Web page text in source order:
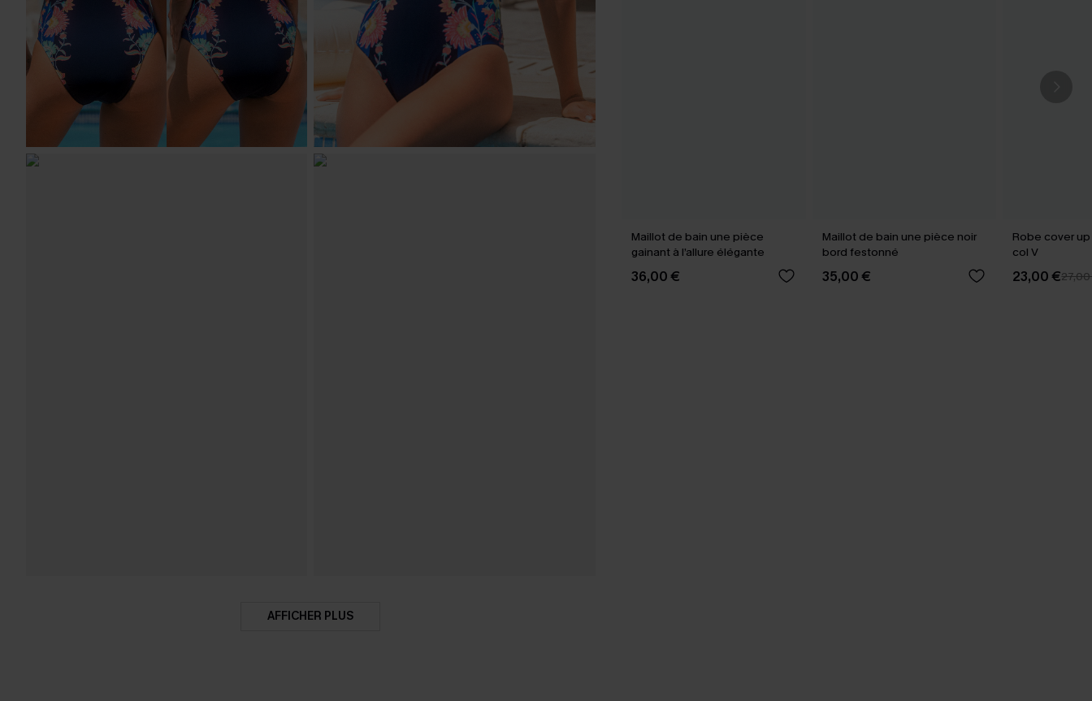
AFFICHER PLUS
Maillot de bain une pièce
gainant à l’allure élégante
36,00 €
Maillot de bain une pièce noir
bord festonné
35,00 €
Robe cover
col V
23,00 €